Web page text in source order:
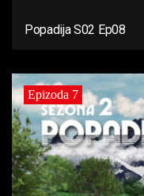
Popadija S02 Ep08
Epizoda 7